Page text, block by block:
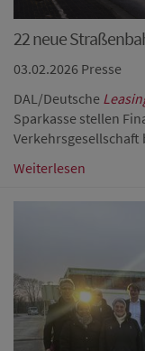
22 neue
03.02.2026 Presse
DAL/Deutsche
Sparkasse stellen
Verkehrsgesellschaft
Weiterlesen